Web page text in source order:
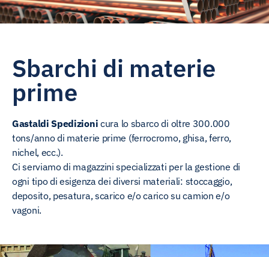
Sbarchi di materie
prime
Gastaldi Spedizioni cura lo sbarco di oltre 300.000
tons/anno di materie prime (ferrocromo, ghisa, ferro,
nichel, ecc.).
Ci serviamo di magazzini specializzati per la gestione di
ogni tipo di esigenza dei diversi materiali: stoccaggio,
deposito, pesatura, scarico e/o carico su camion e/o
vagoni.